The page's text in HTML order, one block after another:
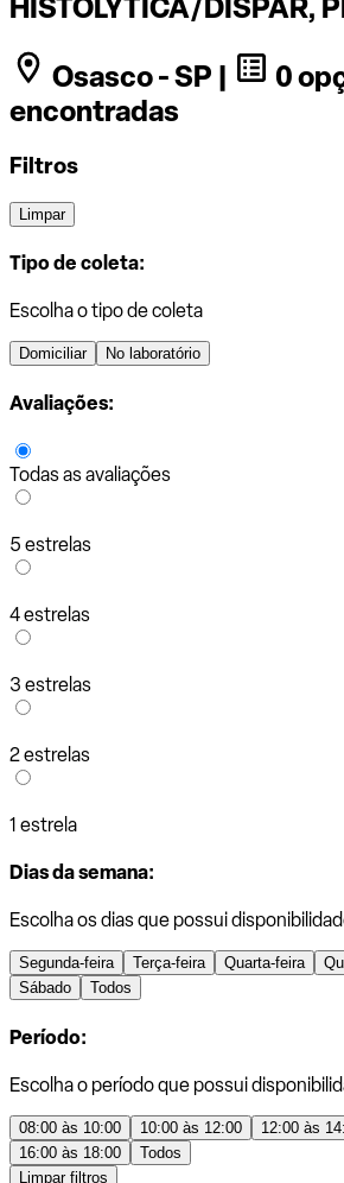
HISTOLYTICA/DISPAR,
Osasco - SP |
0
encontradas
Filtros
Limpar
Tipo de coleta:
Escolha o tipo de coleta
Domiciliar No laboratório
Avaliações:
Todas as avaliações
5 estrelas
4 estrelas
3 estrelas
2 estrelas
1 estrela
Dias da semana:
Escolha os dias que possui
Segunda-feira Terça-feira Quarta-feira
Sábado
Todos
Período:
Escolha o período que possui
08:00 às 10:00 10:00 às 12:00 12:00 às
16:00 às 18:00
Todos
Limpar filtros